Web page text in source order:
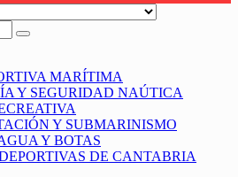
MARÍTIMA
Y SEGURIDAD NAÚTICA
Y SUBMARINISMO
Y BOTAS
DE CANTABRIA